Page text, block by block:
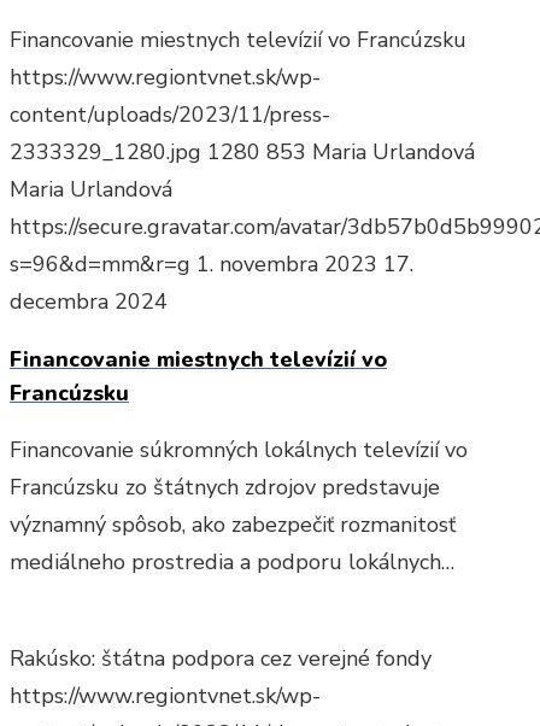
Financovanie miestnych televízií vo Francúzsku
https://www.regiontvnet.sk/wp-
content/uploads/2023/11/press-
2333329_1280.jpg 1280 853 Maria Urlandová
Maria Urlandová
https://secure.gravatar.com/avatar/
s=96&d=mm&r=g 1. novembra 2023 17.
decembra 2024
Financovanie miestnych televízií vo
Francúzsku
Financovanie súkromných lokálnych televízií vo
Francúzsku zo štátnych zdrojov predstavuje
významný spôsob, ako zabezpečiť rozmanitosť
mediálneho prostredia a podporu lokálnych…
Rakúsko: štátna podpora cez verejné fondy
https://www.regiontvnet.sk/wp-